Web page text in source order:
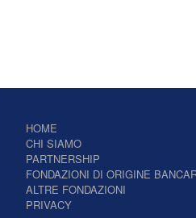
HOME
CHI SIAMO
PARTNERSHIP
FONDAZIONI DI ORIGINE
ALTRE FONDAZIONI
PRIVACY